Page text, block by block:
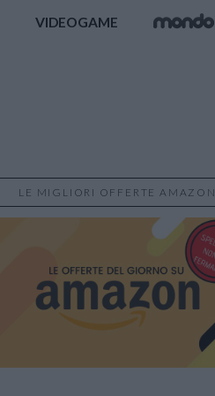
VIDEOGAME
LE MIGLIORI OFFERTE AMAZON